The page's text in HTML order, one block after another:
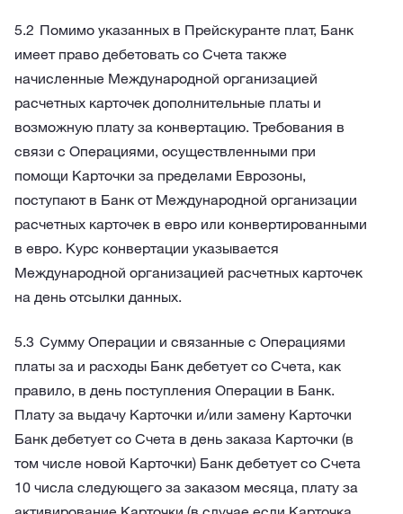
Помимо указанных в Прейскуранте плат, Банк
имеет право дебетовать со Счета также
начисленные Международной организацией
расчетных карточек дополнительные платы и
возможную плату за конвертацию. Требования в
связи с Операциями, осуществленными при
помощи Карточки за пределами Еврозоны,
поступают в Банк от Международной организации
расчетных карточек в евро или конвертированными
в евро. Курс конвертации указывается
Международной организацией расчетных карточек
на день отсылки данных.
Сумму Операции и связанные с Операциями
платы за и расходы Банк дебетует со Счета, как
правило, в день поступления Операции в Банк.
Плату за выдачу Карточки и/или замену Карточки
Банк дебетует со Счета в день заказа Карточки (в
том числе новой Карточки) Банк дебетует со Счета
10 числа следующего за заказом месяца, плату за